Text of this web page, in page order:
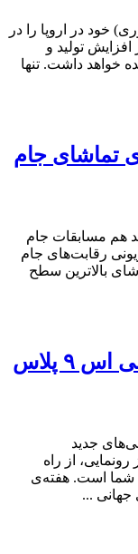
خود در اروپا را در
تولید و
خواهد داشت. تنها
۲۰۱۸ برای تماشای جام
هم مسابقات جام
رقابت‌های جام
تماشای بالاترین سطح
بررسی گلکسی اس ۹ و گلکسی اس ۹ پلاس
کهکشانی‌های جدید
از راه
شما است. هفته‌ی
جهانی ...